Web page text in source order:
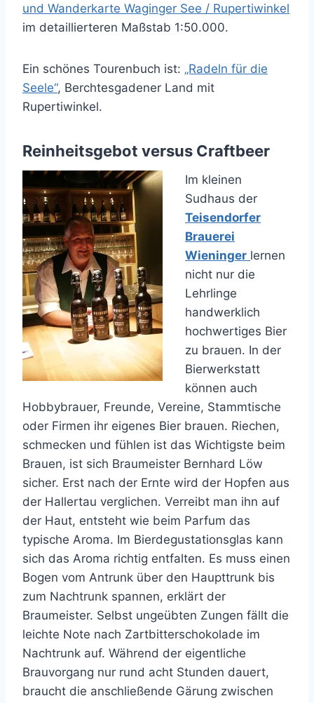
und Wanderkarte Waginger See / Rupertiwinkel
im detaillierteren Maßstab 1:50.000.
Ein schönes Tourenbuch ist: „Radeln für die
Seele“, Berchtesgadener Land mit
Rupertiwinkel.
Reinheitsgebot versus Craftbeer
Im kleinen
Sudhaus der
Teisendorfer
Brauerei
Wieninger lernen
nicht nur die
Lehrlinge
handwerklich
hochwertiges Bier
zu brauen. In der
Bierwerkstatt
können auch
Hobbybrauer, Freunde, Vereine, Stammtische
oder Firmen ihr eigenes Bier brauen. Riechen,
schmecken und fühlen ist das Wichtigste beim
Brauen, ist sich Braumeister Bernhard Löw
sicher. Erst nach der Ernte wird der Hopfen aus
der Hallertau verglichen. Verreibt man ihn auf
der Haut, entsteht wie beim Parfum das
typische Aroma. Im Bierdegustationsglas kann
sich das Aroma richtig entfalten. Es muss einen
Bogen vom Antrunk über den Haupttrunk bis
zum Nachtrunk spannen, erklärt der
Braumeister. Selbst ungeübten Zungen fällt die
leichte Note nach Zartbitterschokolade im
Nachtrunk auf. Während der eigentliche
Brauvorgang nur rund acht Stunden dauert,
braucht die anschließende Gärung zwischen